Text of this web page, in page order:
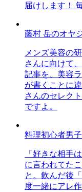
届けします！
藤村 岳のオヤ
メンズ美容の
さんに向けて
記事を、美容
が書くことに
さんのセレク
ですよ。
料理初心者男
「好きな相手
に言われてた
と。飲んだ後
度一緒にアレ